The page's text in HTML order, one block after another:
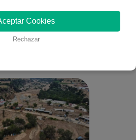
te puede
Cookies
Rechazar